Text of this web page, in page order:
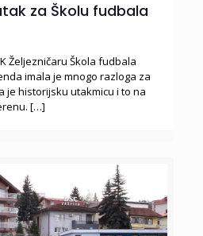
za Školu fudbala
Željezničaru Škola fudbala
imala je mnogo razloga za
je historijsku utakmicu i to na
[…]